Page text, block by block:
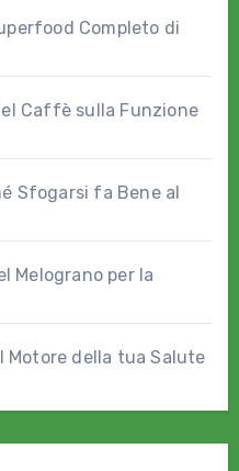
Completo di
Caffè sulla Funzione
Sfogarsi fa Bene al
Melograno per la
Motore della tua Salute